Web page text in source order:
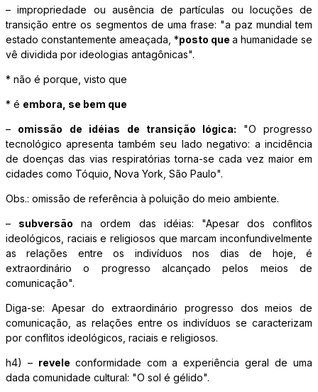
– impropriedade ou ausência de partículas ou locuções de
transição entre os segmentos de uma frase: "a paz mundial tem
estado constantemente ameaçada, *posto que a humanidade se
vê dividida por ideologias antagônicas".
* não é porque, visto que
* é embora, se bem que
– omissão de idéias de transição lógica: "O progresso
tecnológico apresenta também seu lado negativo: a incidência
de doenças das vias respiratórias torna-se cada vez maior em
cidades como Tóquio, Nova York, São Paulo".
Obs.: omissão de referência à poluição do meio ambiente.
– subversão na ordem das idéias: "Apesar dos conflitos
ideológicos, raciais e religiosos que marcam inconfundivelmente
as relações entre os indivíduos nos dias de hoje, é
extraordinário o progresso alcançado pelos meios de
comunicação".
Diga-se: Apesar do extraordinário progresso dos meios de
comunicação, as relações entre os indivíduos se caracterizam
por conflitos ideológicos, raciais e religiosos.
h4) – revele conformidade com a experiência geral de uma
dada comunidade cultural: "O sol é gélido".